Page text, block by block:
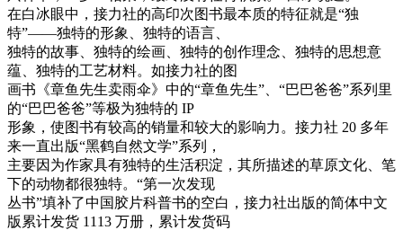
在白冰眼中，接力社的高印次图书最本质的特征就是“独
特”——独特的形象、独特的语言、
独特的故事、独特的绘画、独特的创作理念、独特的思想意
蕴、独特的工艺材料。如接力社的图
画书《章鱼先生卖雨伞》中的“章鱼先生”、“巴巴爸爸”系列里
的“巴巴爸爸”等极为独特的 IP
形象，使图书有较高的销量和较大的影响力。接力社 20 多年
来一直出版“黑鹤自然文学”系列，
主要因为作家具有独特的生活积淀，其所描述的草原文化、笔
下的动物都很独特。“第一次发现
丛书”填补了中国胶片科普书的空白，接力社出版的简体中文
版累计发货 1113 万册，累计发货码